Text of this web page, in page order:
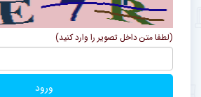
(لطفا متن داخل تصویر را وارد کنید)
ورود